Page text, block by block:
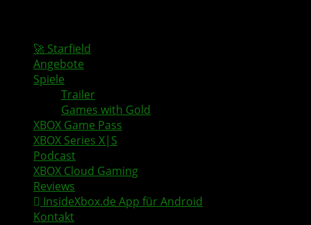
🚀 Starfield
Angebote
Spiele
Trailer
Games with Gold
XBOX Game Pass
XBOX Series X|S
Podcast
XBOX Cloud Gaming
Reviews
InsideXbox.de App für Android
Kontakt